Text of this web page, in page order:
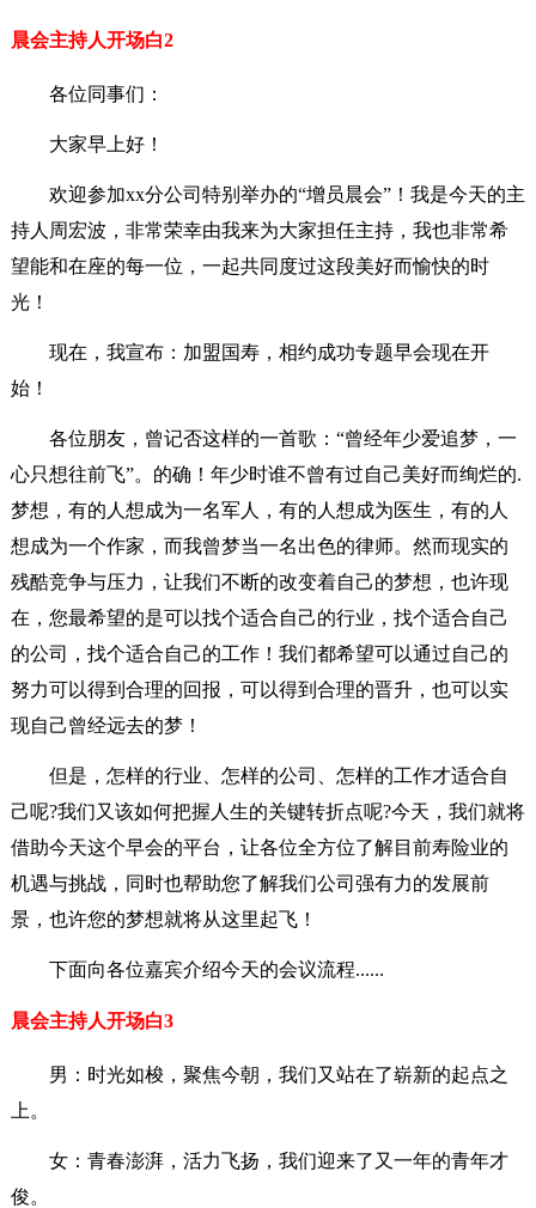
晨会主持人开场白2
各位同事们：
大家早上好！
欢迎参加xx分公司特别举办的“增员晨会”！我是今天的主
持人周宏波，非常荣幸由我来为大家担任主持，我也非常希
望能和在座的每一位，一起共同度过这段美好而愉快的时
光！
现在，我宣布：加盟国寿，相约成功专题早会现在开
始！
各位朋友，曾记否这样的一首歌：“曾经年少爱追梦，一
心只想往前飞”。的确！年少时谁不曾有过自己美好而绚烂的.
梦想，有的人想成为一名军人，有的人想成为医生，有的人
想成为一个作家，而我曾梦当一名出色的律师。然而现实的
残酷竞争与压力，让我们不断的改变着自己的梦想，也许现
在，您最希望的是可以找个适合自己的行业，找个适合自己
的公司，找个适合自己的工作！我们都希望可以通过自己的
努力可以得到合理的回报，可以得到合理的晋升，也可以实
现自己曾经远去的梦！
但是，怎样的行业、怎样的公司、怎样的工作才适合自
己呢?我们又该如何把握人生的关键转折点呢?今天，我们就将
借助今天这个早会的平台，让各位全方位了解目前寿险业的
机遇与挑战，同时也帮助您了解我们公司强有力的发展前
景，也许您的梦想就将从这里起飞！
下面向各位嘉宾介绍今天的会议流程......
晨会主持人开场白3
男：时光如梭，聚焦今朝，我们又站在了崭新的起点之
上。
女：青春澎湃，活力飞扬，我们迎来了又一年的青年才
俊。